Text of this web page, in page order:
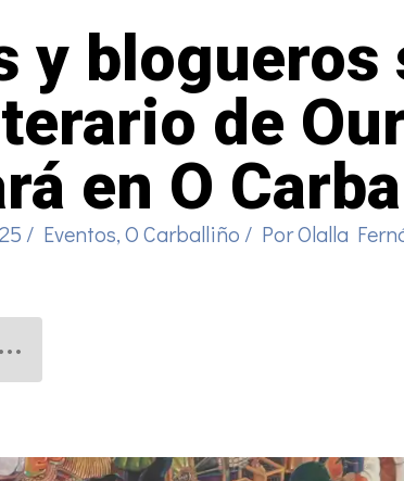
y blogueros
de
en O
/ Eventos,O Carballiño / PorOlalla